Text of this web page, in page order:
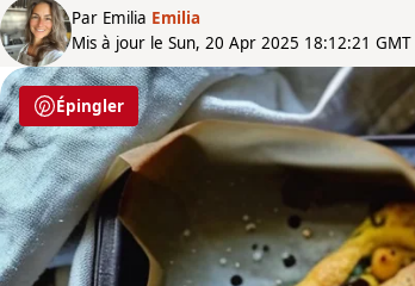
Par Emilia Emilia
Mis à jour le Sun, 20 Apr 2025 18:12:21 GMT
Épingler